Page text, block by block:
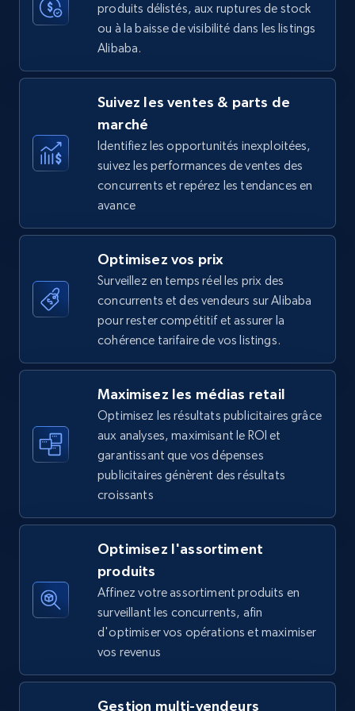
35.3K+ 5.7K+ Commencer
URL, Product name, Product rating, Product
rating object, Product rating max, Rating,
Author name, Asin, and more.
871+ Commencer
Walmart - products
URL, Final price, Sku, Currency, Gtin,
Specifications, Image urls, Top reviews, and
5.6K+ 876+ Commencer
Walmart - products - Find new products by
using specific category URL
URL, Final price, Sku, Currency, Gtin,
more.
876+
Specifications, Image urls, Top reviews, and
produits délistés, aux ruptures de stock
ou à la baisse de visibilité dans les listings
Alibaba.
Suivez les ventes & parts de
marché
Identifiez les opportunités inexploitées,
suivez les performances de ventes des
concurrents et repérez les tendances en
avance
Optimisez vos prix
Surveillez en temps réel les prix des
concurrents et des vendeurs sur Alibaba
pour rester compétitif et assurer la
cohérence tarifaire de vos listings.
Maximisez les médias retail
Optimisez les résultats publicitaires grâce
aux analyses, maximisant le ROI et
garantissant que vos dépenses
publicitaires génèrent des résultats
croissants
Optimisez l'assortiment
produits
Affinez votre assortiment produits en
surveillant les concurrents, afin
d'optimiser vos opérations et maximiser
vos revenus
Gestion multi-vendeurs